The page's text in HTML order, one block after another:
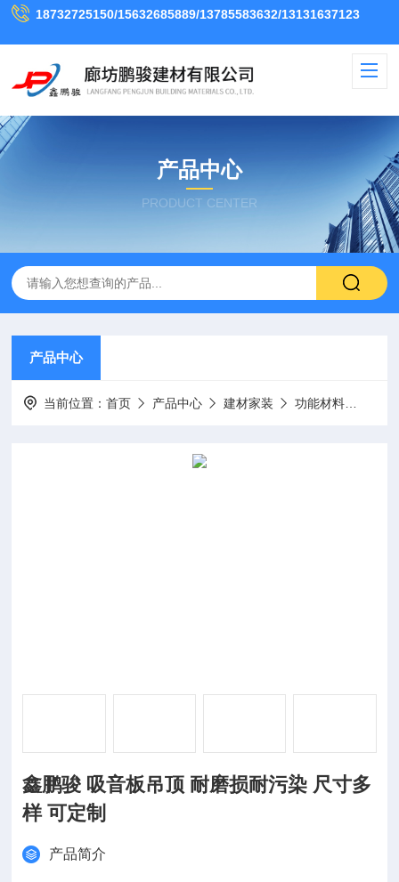
18732725150/15632685889/13785583632/13131637123
产品中心
PRODUCT CENTER
产品中心
当前位置：首页 产品中心 建材家装 功能材料
鑫鹏骏 吸音板吊顶 耐磨损耐污染 尺寸多
样 可定制
产品简介